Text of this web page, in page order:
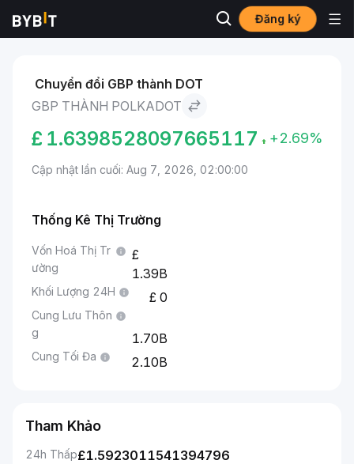
Đăng ký
Thị trường GBP to Polkadot
Chuyển đổi GBP thành DOT
GBP THÀNH POLKADOT
£ 1.6398528097665117 +2.69%
Cập nhật lần cuối: Aug 7, 2026, 02:00:00
Thống Kê Thị Trường
Vốn Hoá Thị Tr
ường
1.39B
Khối Lượng 24H 0
Cung Lưu Thôn
g
1.70B
Cung Tối Đa 2.10B
Tham Khảo
24h Thấp£1.5923011541394796